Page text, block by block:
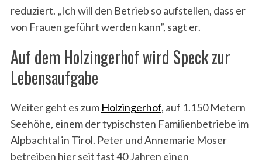
reduziert. „Ich will den Betrieb so aufstellen, dass er
von Frauen geführt werden kann”, sagt er.
Auf dem Holzingerhof wird Speck zur
Lebensaufgabe
Weiter geht es zum Holzingerhof, auf 1.150 Metern
Seehöhe, einem der typischsten Familienbetriebe im
Alpbachtal in Tirol. Peter und Annemarie Moser
betreiben hier seit fast 40 Jahren einen